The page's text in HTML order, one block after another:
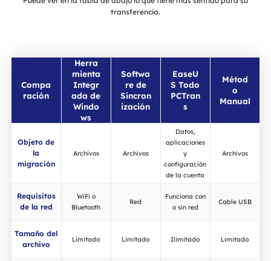
transferencia.
Compa
ración
Herra
mienta
Integr
ada de
Windo
ws
Softwa
re de
Sincron
ización
EaseU
S Todo
PCTran
s
Métod
o
Manual
Objeto de
la
migración
Archivos Archivos
Datos,
aplicaciones
y
configuración
de la cuenta
Archivos
Requisitos
de la red
WiFi o
Bluetooth
Red
Funciona con
o sin red
Cable USB
Tamaño del
archivo
Limitado Limitado Ilimitado Limitado